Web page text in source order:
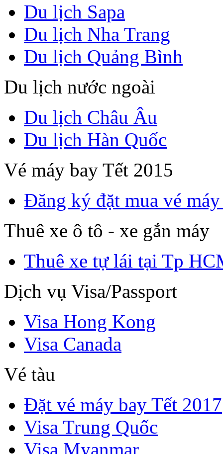
Du lịch Sapa
Du lịch Nha Trang
Du lịch Quảng Bình
Du lịch nước ngoài
Du lịch Châu Âu
Du lịch Hàn Quốc
Vé máy bay Tết 2015
Đăng ký đặt mua vé
Thuê xe ô tô - xe gắn máy
Thuê xe tự lái tại Tp
Dịch vụ Visa/Passport
Visa Hong Kong
Visa Canada
Vé tàu
Đặt vé máy bay Tết 2017
Visa Trung Quốc
Visa Myanmar